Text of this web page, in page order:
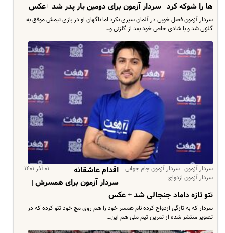
ها را شوکه کرد | سردار آزمون برای دومین بار پدر شد +عکس
سردار آزمون فصل خوبی در آلمان سپری نکرد اما ناگهان او در بازی تیمش موفق به
گلزنی شد و با شادی خاص خود بعد از گلزنی و…
سردار آزمون | سردار آزمون جام جهانی |
سردار آزمون ازدواج
۰۱ آذر ۱۴۰۱
اقدام عاشقانه
سردار آزمون برای همسرش |
تتو تازه داماد جنجالی شد + عکس
سردار که به تازگی ازدواج کرده نام همسر خود را هم روی مچ خود تتو کرده که در
تصویر منتشر شده از تمرین تیم ملی هم این…